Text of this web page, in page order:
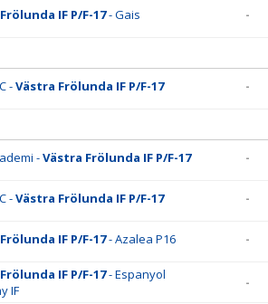
IF P/F-17- Gais -
-Västra Frölunda IF P/F-17 -
-Västra Frölunda IF P/F-17 -
-Västra Frölunda IF P/F-17 -
IF P/F-17- Azalea P16 -
IF P/F-17- Espanyol
IF
-